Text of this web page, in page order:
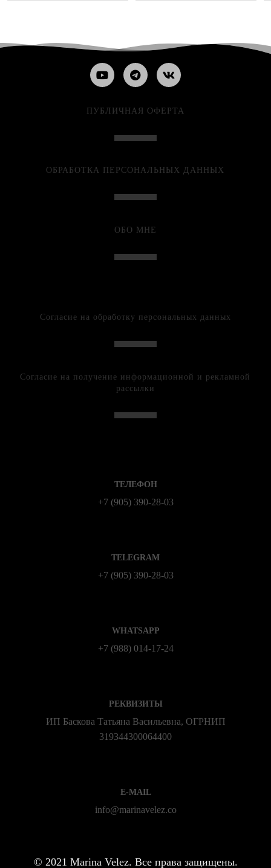
ПУБЛИЧНАЯ ОФЕРТА
ОБРАБОТКА ПЕРСОНАЛЬНЫХ ДАННЫХ
ОБО МНЕ
Согласие на обработку персональных данных
Согласие на получение информационной и рекламной
рассылки
ТЕЛЕФОН
+7 (905) 390-28-03
TELEGRAM
+7 (905) 390-28-03
WHATSAPP
+7 (988) 014‑17‑24
РЕКВИЗИТЫ
ИП Баскова Татьяна Васильевна, ОГРНИП
319344300064400
E-MAIL
info@marinavelez.co
© 2021 Marina Velez. Все права защищены.